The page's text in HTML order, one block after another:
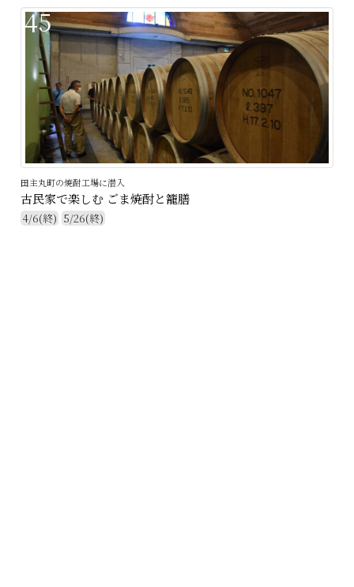
45
田主丸町の焼酎工場に潜入
古民家で楽しむ ごま焼酎と籠膳
4/6(終) 5/26(終)